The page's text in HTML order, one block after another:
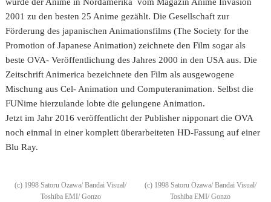
2001 zu den besten 25 Anime gezählt. Die Gesellschaft zur
Förderung des japanischen Animationsfilms (The Society for the
Promotion of Japanese Animation) zeichnete den Film sogar als
beste OVA- Veröffentlichung des Jahres 2000 in den USA aus. Die
Zeitschrift Animerica bezeichnete den Film als ausgewogene
Mischung aus Cel- Animation und Computeranimation. Selbst die
FUNime hierzulande lobte die gelungene Animation.
Jetzt im Jahr 2016 veröffentlicht der Publisher nipponart die OVA
noch einmal in einer komplett überarbeiteten HD-Fassung auf einer
Blu Ray.
(c) 1998 Satoru Ozawa/ Bandai Visual/
Toshiba EMI/ Gonzo
(c) 1998 Satoru Ozawa/ Bandai Visual/
Toshiba EMI/ Gonzo